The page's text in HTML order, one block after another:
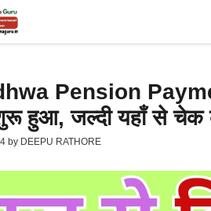
Pension
हुआ, जल्दी यहाँ से
by DEEPU RATHORE